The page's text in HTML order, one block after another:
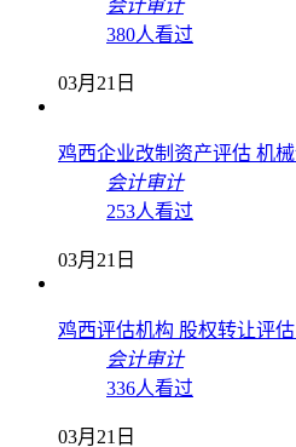
会计审计
380人看过
03月21日
鸡西企业改制资产评估 机
会计审计
253人看过
03月21日
鸡西评估机构 股权转让评
会计审计
336人看过
03月21日